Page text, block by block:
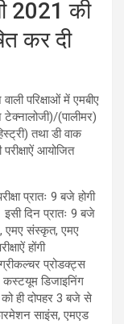
2021 की
कर दी
परिक्षाओं में एमबीए
(पालीमर)
तथा डी वाक
आयोजित
प्रातः 9 बजे होगी
दिन प्रातः 9 बजे
,एमए संस्कृत,एमए
होंगी
प्रोडक्ट्स
कस्टयूम डिजाइनिंग
ही दोपहर 3 बजे से
साइंस,एमएड